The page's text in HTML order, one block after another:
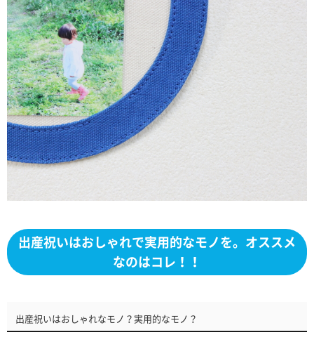
出産祝いはおしゃれで実用的なモノを。オススメ
なのはコレ！！
出産祝いはおしゃれなモノ？実用的なモノ？